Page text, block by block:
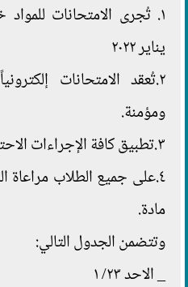
يناير ٢٠٢٢
٢.تُعقد الامتحانات
ومؤمنة.
٣.تطبيق كافة الإجراءات الاحترازية.
٤.على جميع الطلاب
مادة.
وتتضمن الجدول التالي:
_ الاحد ٢٣/ ١